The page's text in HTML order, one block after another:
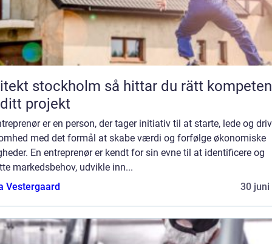
så hittar du rätt kompetens
projekt
er en person, der tager initiativ til at starte, lede og
med det formål at skabe værdi og forfølge økonomiske
En entreprenør er kendt for sin evne til at identificere og
markedsbehov, udvikle inn...
Vestergaard
30 juni